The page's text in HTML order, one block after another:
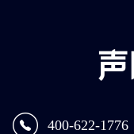
400-622-1776